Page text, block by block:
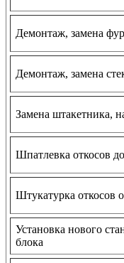
Демонтаж, замена
Демонтаж, замена
Замена штакетника,
Шпатлевка откосов
Штукатурка откосов
Установка нового
блока